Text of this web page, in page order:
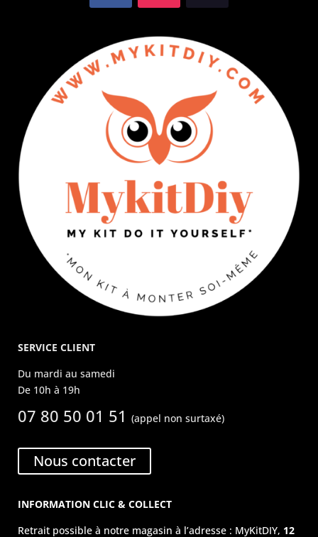
SERVICE CLIENT
Du mardi au samedi
De 10h à 19h
07 80 50 01 51(appel non surtaxé)
Nous contacter
INFORMATION CLIC & COLLECT
Retrait possible à notre magasin à l’adresse : MyKitDIY, 12